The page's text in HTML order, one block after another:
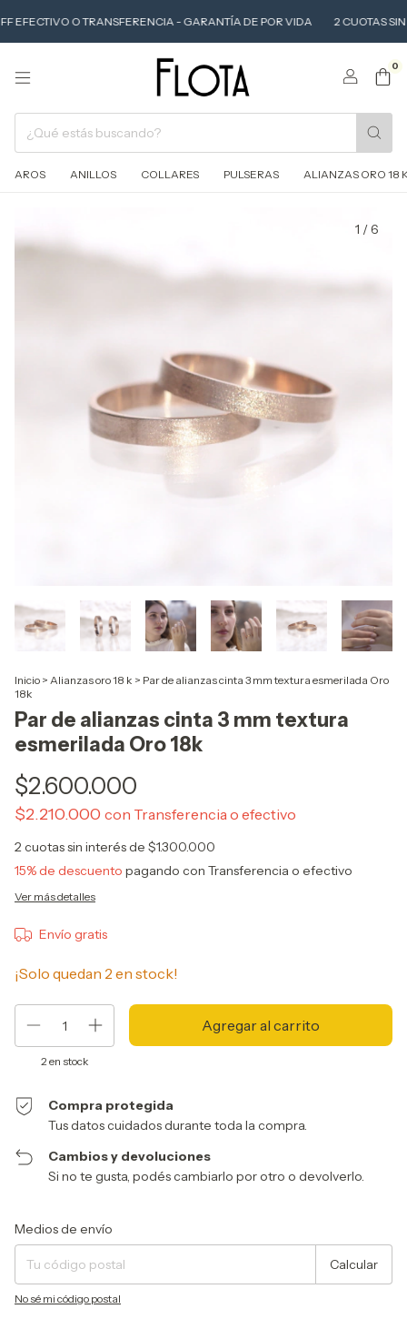
EFECTIVO O TRANSFERENCIA - GARANTÍA DE POR VIDA 2 CUOTAS SIN
0
AROS ANILLOS COLLARES PULSERAS ALIANZAS ORO 18
1 /6
Inicio > Alianzas oro 18 k > Par de alianzas cinta 3 mm textura esmerilada Oro
18k
Par de alianzas cinta 3 mm textura
esmerilada Oro 18k
$2.600.000
$2.210.000 con Transferencia o efectivo
2cuotas sin interés de $1.300.000
15% de descuento pagando con Transferencia o efectivo
Ver más detalles
Envío gratis
¡Solo quedan 2 en stock!
2 en stock
Compra protegida
Tus datos cuidados durante toda la compra.
Cambios y devoluciones
Si no te gusta, podés cambiarlo por otro o devolverlo.
Entregas para el CP:
Medios de envío
Calcular
No sé mi código postal